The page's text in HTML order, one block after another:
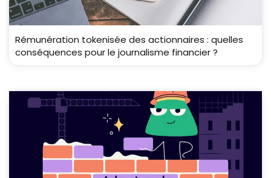
Rémunération tokenisée des actionnaires : quelles
conséquences pour le journalisme financier ?